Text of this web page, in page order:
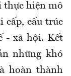
thực hiện mô
cấp, cấu trúc
- xã hội. Kết
những khó
hoàn thành